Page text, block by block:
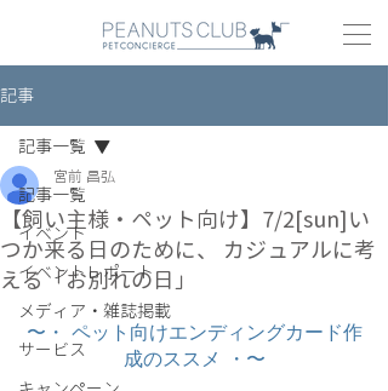
記事
記事一覧
イベント
イベントレポート
メディア・雑誌掲載
サービス
記事一覧
【飼い主様・ペット向け】7/2[sun]い
つか来る日のために、 カジュアルに考
える「お別れの日」
宮前 昌弘
〜・ ペット向けエンディングカード作
成のススメ ・〜